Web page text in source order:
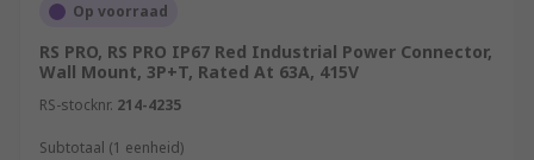
Op voorraad
RS PRO, RS PRO IP67 Red Industrial Power Connector,
Wall Mount, 3P+T, Rated At 63A, 415V
RS-stocknr. 214-4235
Subtotaal (1 eenheid)